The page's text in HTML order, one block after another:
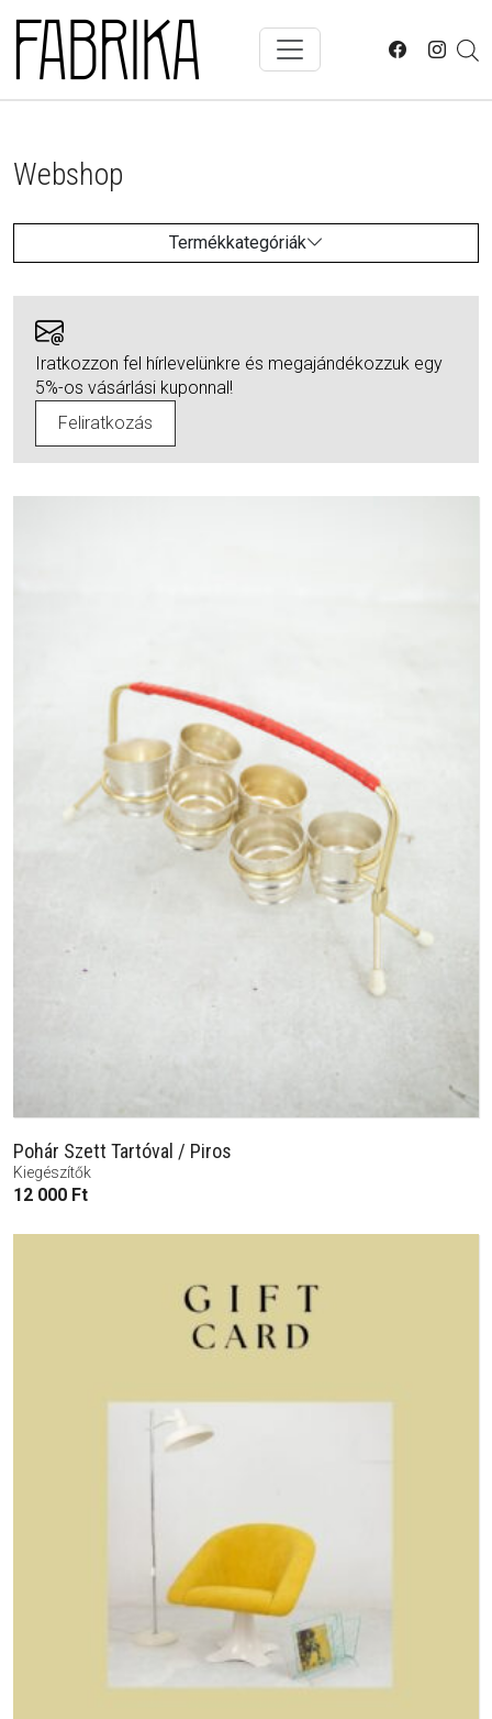
Webshop
Termékkategóriák
Iratkozzon fel hírlevelünkre és megajándékozzuk egy
5%-os vásárlási kuponnal!
Feliratkozás
Pohár Szett Tartóval / Piros
Kiegészítők
12 000 Ft